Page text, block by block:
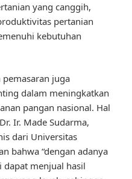
yang canggih,
pertanian
kebutuhan
pemasaran juga
dalam meningkatkan
pangan nasional. Hal
Ir. Made Sudarma,
dari Universitas
bahwa “dengan adanya
dapat menjual hasil